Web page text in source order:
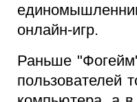
онлайн-игр.
Раньше
пользователей